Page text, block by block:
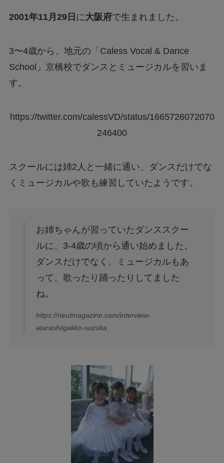
2001年11月29日 に大阪府で生まれました。
3〜4歳から、地元の「Caless Vocal & Dance
School」京橋校でダンスとミュージカルを習いま
す。
https://twitter.com/calessVD/status/1665726072070
246400
スクールには姉2人と一緒に通い、ダンスだけでな
くミュージカルや歌も練習していたようです。
お姉ちゃんが習っていたダンススクー
ルに、3-4歳の頃から通い始めました。
ダンスだけでなく、ミュージカルもあ
って、歌ったり踊ったりしてました
ね。
https://neutmagazine.com/interview-
atarashiigakko-suzuka